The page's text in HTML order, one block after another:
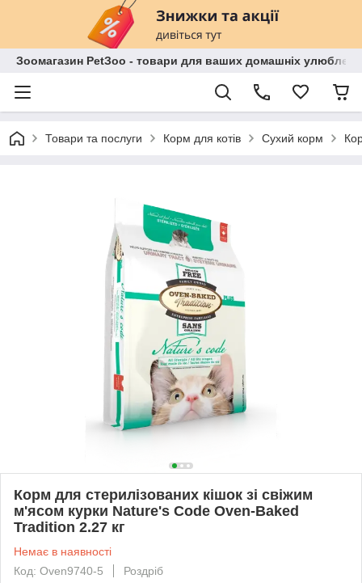
Зоомагазин PetЗoo - товари для ваших домашніх
Товари та послуги Корм для котів Сухий корм
Корм для стерилізованих кішок зі свіжим
м'ясом курки Nature's Code Oven-Baked
Tradition 2.27 кг
Немає в наявності
Код: Oven9740-5
Роздріб